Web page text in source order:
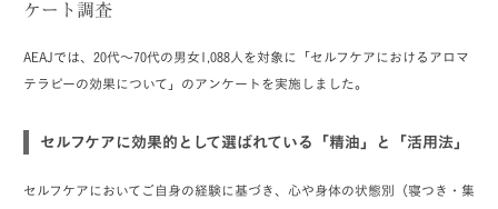
ケート調査
AEAJでは、20代～70代の男女1,088人を対象に「セルフケアにおけるアロマ
テラピーの効果について」のアンケートを実施しました。
セルフケアに効果的として選ばれている「精油」と「活用法」
セルフケアにおいてご自身の経験に基づき、心や身体の状態別（寝つき・集